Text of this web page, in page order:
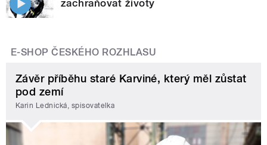
zachraňovat životy
E-SHOP ČESKÉHO ROZHLASU
Závěr příběhu staré Karviné, který měl zůstat
pod zemí
Karin Lednická, spisovatelka